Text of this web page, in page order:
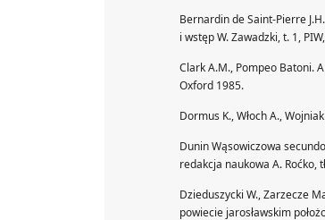
Bernardin de Saint-Pierre
i wstęp W. Zawadzki, t. 1,
Clark A.M., Pompeo Batoni.
Oxford 1985.
Dormus K., Włoch A.,
Dunin Wąsowiczowa
redakcja naukowa A. Roćko,
Dzieduszycki W., Zarzecze
powiecie jarosławskim